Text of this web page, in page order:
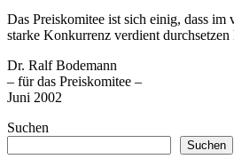
Das Preiskomitee ist sich einig, dass
starke Konkurrenz verdient durchsetzen
Dr. Ralf Bodemann
– für das Preiskomitee –
Juni 2002
Suchen
Suchen